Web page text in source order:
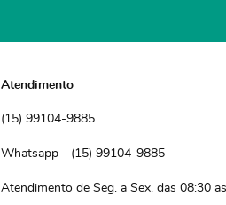
Atendimento
(15) 99104-9885
(15) 99104-9885
Atendimento de Seg. a Sex. das 08:30